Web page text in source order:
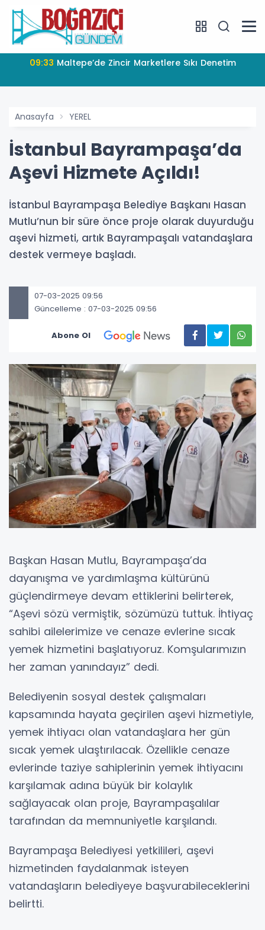
09:33 Maltepe’de Zincir Marketlere Sıkı Denetim
Anasayfa YEREL
İstanbul Bayrampaşa’da
Aşevi Hizmete Açıldı!
İstanbul Bayrampaşa Belediye Başkanı Hasan
Mutlu’nun bir süre önce proje olarak duyurduğu
aşevi hizmeti, artık Bayrampaşalı vatandaşlara
destek vermeye başladı.
07-03-2025 09:56
Güncelleme : 07-03-2025 09:56
Abone Ol
Başkan Hasan Mutlu, Bayrampaşa’da
dayanışma ve yardımlaşma kültürünü
güçlendirmeye devam ettiklerini belirterek,
“Aşevi sözü vermiştik, sözümüzü tuttuk. İhtiyaç
sahibi ailelerimize ve cenaze evlerine sıcak
yemek hizmetini başlatıyoruz. Komşularımızın
her zaman yanındayız” dedi.
Belediyenin sosyal destek çalışmaları
kapsamında hayata geçirilen aşevi hizmetiyle,
yemek ihtiyacı olan vatandaşlara her gün
sıcak yemek ulaştırılacak. Özellikle cenaze
evlerinde taziye sahiplerinin yemek ihtiyacını
karşılamak adına büyük bir kolaylık
sağlayacak olan proje, Bayrampaşalılar
tarafından da memnuniyetle karşılandı.
Bayrampaşa Belediyesi yetkilileri, aşevi
hizmetinden faydalanmak isteyen
vatandaşların belediyeye başvurabileceklerini
belirtti.